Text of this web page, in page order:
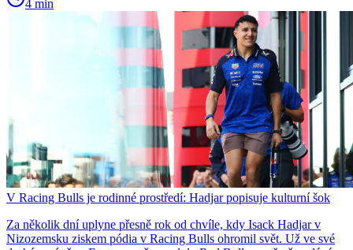
4 min
V Racing Bulls je rodinné prostředí: Hadjar popisuje kulturní šok
Za několik dní uplyne přesně rok od chvíle, kdy Isack Hadjar v
Nizozemsku ziskem pódia v Racing Bulls ohromil svět. Už ve své